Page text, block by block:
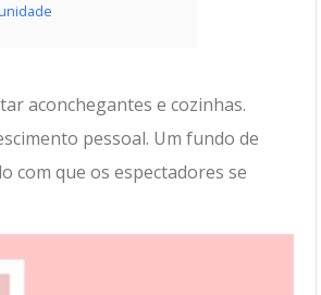
aconchegantes e cozinhas.
pessoal. Um fundo de
com que os espectadores se